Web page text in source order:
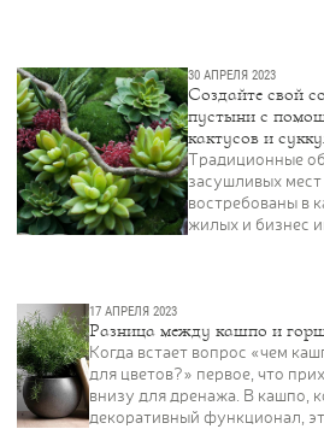
Новости
Статьи
Идеи
СМИ о нас
30 АПРЕЛЯ 2023
Создайте свой
пустыни с
кактусов и
Традиционные
засушливых мест
востребованы в
жилых и бизнес
17 АПРЕЛЯ 2023
Разница между кашпо и
Когда встает вопрос «чем
для цветов?» первое, что
внизу для дренажа. В кашпо,
декоративный функционал,